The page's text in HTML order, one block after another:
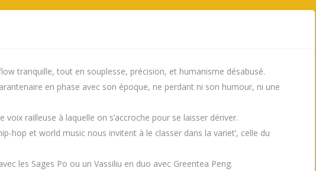
tranquille, tout en souplesse, précision, et humanisme désabusé.
en phase avec son époque, ne perdant ni son humour, ni une
railleuse à laquelle on s’accroche pour se laisser dériver.
hop et world music nous invitent à le classer dans la variet’, celle du
les Sages Po ou un Vassiliu en duo avec Greentea Peng.